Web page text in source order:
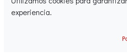
Qui s​om?
experiencia.